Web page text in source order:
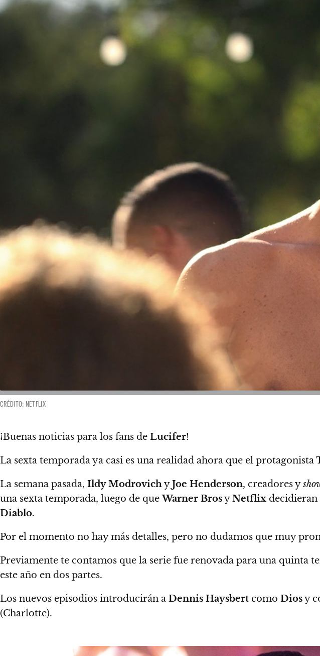
CRÉDITO: NETFLIX
¡Buenas noticias para los fans de Lucifer!
La sexta temporada ya casi es una realidad ahora que el protagonista
La semana pasada, Ildy ModrovichyJoe Henderson, creadores y
una sexta temporada, luego de queWarner BrosyNetflix decidieran
Diablo.
Por el momento no hay más detalles, pero no dudamos que muy
Previamente te contamos que la serie fue renovada para una quinta
este año en dos partes.
Los nuevos episodios introducirán a Dennis Haysbert como Diosy
(Charlotte).